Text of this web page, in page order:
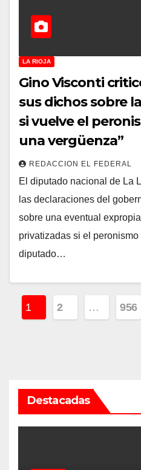
LA RIOJA
Gino Visconti
sus dichos sobre
si vuelve el
una vergüenza”
REDACCION EL FEDERAL
El diputado nacional de La
las declaraciones del
sobre una eventual
privatizadas si el peronismo
diputado…
P
n
a
1 2 … 956
Destacadas